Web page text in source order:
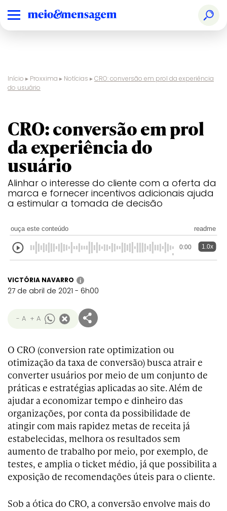
Início ▸ Proxxima ▸ Notícias ▸CRO: conversão em prol da experiência
do usuário
CRO: conversão em prol
da experiência do
usuário
Alinhar o interesse do cliente com a oferta da
marca e fornecer incentivos adicionais ajuda
a estimular a tomada de decisão
ouça este conteúdo readme
0:00 1.0x
VICTÓRIA NAVARRO i
27 de abril de 2021 - 6h00
- A + A
O CRO (conversion rate optimization ou
otimização da taxa de conversão) busca atrair e
converter usuários por meio de um conjunto de
práticas e estratégias aplicadas ao site. Além de
ajudar a economizar tempo e dinheiro das
organizações, por conta da possibilidade de
atingir com mais rapidez metas de receita já
estabelecidas, melhora os resultados sem
aumento de trabalho por meio, por exemplo, de
testes, e amplia o ticket médio, já que possibilita a
exposição de recomendações úteis para o cliente.
Sob a ótica do CRO, a conversão envolve mais do